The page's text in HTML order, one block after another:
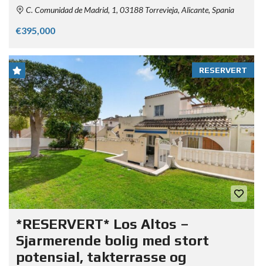
C. Comunidad de Madrid, 1, 03188 Torrevieja, Alicante, Spania
€395,000
RESERVERT
*RESERVERT* Los Altos –
Sjarmerende bolig med stort
potensial, takterrasse og